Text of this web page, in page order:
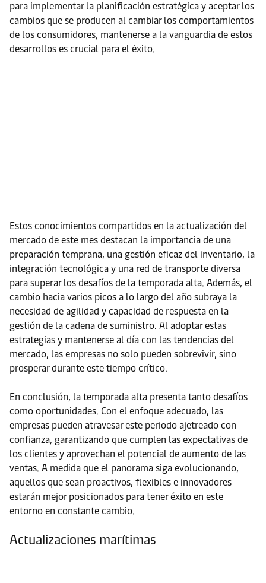
para implementar la planificación estratégica y aceptar los
cambios que se producen al cambiar los comportamientos
de los consumidores, mantenerse a la vanguardia de estos
desarrollos es crucial para el éxito.
Estos conocimientos compartidos en la actualización del
mercado de este mes destacan la importancia de una
preparación temprana, una gestión eficaz del inventario, la
integración tecnológica y una red de transporte diversa
para superar los desafíos de la temporada alta. Además, el
cambio hacia varios picos a lo largo del año subraya la
necesidad de agilidad y capacidad de respuesta en la
gestión de la cadena de suministro. Al adoptar estas
estrategias y mantenerse al día con las tendencias del
mercado, las empresas no solo pueden sobrevivir, sino
prosperar durante este tiempo crítico.
En conclusión, la temporada alta presenta tanto desafíos
como oportunidades. Con el enfoque adecuado, las
empresas pueden atravesar este periodo ajetreado con
confianza, garantizando que cumplen las expectativas de
los clientes y aprovechan el potencial de aumento de las
ventas. A medida que el panorama siga evolucionando,
aquellos que sean proactivos, flexibles e innovadores
estarán mejor posicionados para tener éxito en este
entorno en constante cambio.
Actualizaciones marítimas